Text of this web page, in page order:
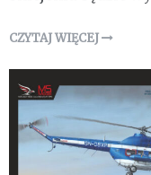
CZYTAJ WIĘCEJ